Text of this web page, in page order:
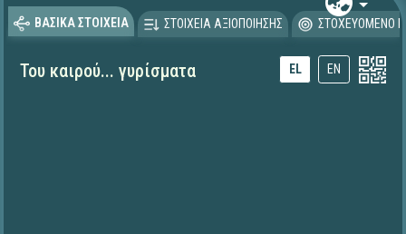
ΒΑΣΙΚΑ ΣΤΟΙΧΕΙΑ ΣΤΟΙΧΕΙΑ ΑΞΙΟΠΟΙΗΣΗΣ ΣΤΟΧΕΥΟΜΕΝΟ
Του καιρού... γυρίσματα EL EN